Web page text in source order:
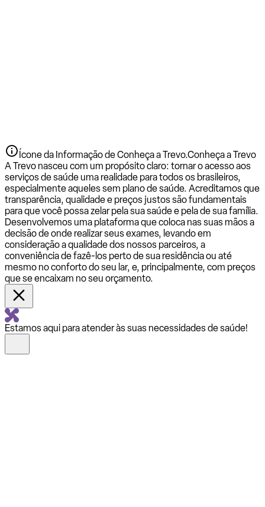
Ícone da Informação de Conheça a Trevo.Conheça a Trevo
A Trevo nasceu com um propósito claro: tornar o acesso aos
serviços de saúde uma realidade para todos os brasileiros,
especialmente aqueles sem plano de saúde. Acreditamos que
transparência, qualidade e preços justos são fundamentais
para que você possa zelar pela sua saúde e pela de sua família.
Desenvolvemos uma plataforma que coloca nas suas mãos a
decisão de onde realizar seus exames, levando em
consideração a qualidade dos nossos parceiros, a
conveniência de fazê-los perto de sua residência ou até
mesmo no conforto do seu lar, e, principalmente, com preços
que se encaixam no seu orçamento.
Estamos aqui para atender às suas necessidades de saúde!